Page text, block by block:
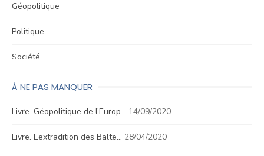
Géopolitique
Politique
Société
À NE PAS MANQUER
Livre. Géopolitique de l’Europ… 14/09/2020
Livre. L’extradition des Balte… 28/04/2020